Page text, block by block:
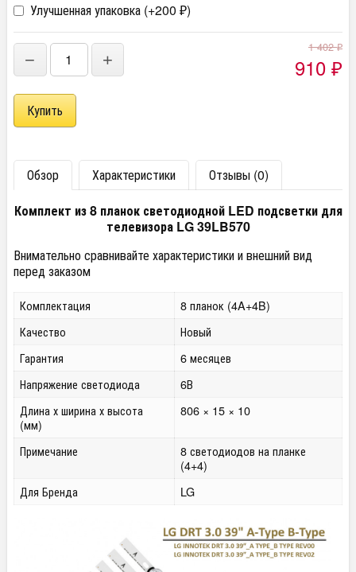
Улучшенная упаковка (+200 ₽)
− +
1 402₽
910 ₽
Обзор Характеристики
Отзывы (0)
Комплект из 8 планок светодиодной LED подсветки для
телевизора LG 39LB570
Внимательно сравнивайте характеристики и внешний вид
перед заказом
Комплектация
8 планок (4A+4B)
Качество
Новый
Гарантия
6 месяцев
Напряжение светодиода
6В
Длина х ширина х высота
(мм)
806 × 15 × 10
Примечание
8 светодиодов на планке
(4+4)
Для Бренда
LG